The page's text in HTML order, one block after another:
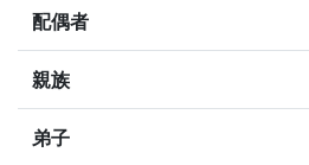
配偶者
親族
弟子